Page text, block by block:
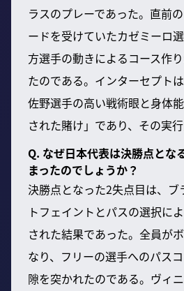
ラスのプレーであった。直前
ードを受けていたカゼミーロ
方選手の動きによるコース作
たのである。インターセプト
佐野選手の高い戦術眼と身体
された賭け」であり、その実行
Q. なぜ日本代表は決勝点とな
まったのでしょうか？
決勝点となった2失点目は、ブ
トフェイントとパスの選択に
された結果であった。全員が
なり、フリーの選手へのパス
隙を突かれたのである。ヴィ